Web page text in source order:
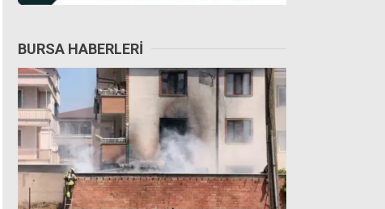
BURSA HABERLERI